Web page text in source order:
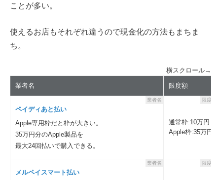
ことが多い。
使えるお店もそれぞれ違うので現金化の方法もまちま
ち。
横スクロール→
業者名 限度額
ペイディあと払い
Apple専用枠だと枠が大きい。
35万円分のApple製品を
最大24回払いで購入できる。
業者名
通常枠:10万円
Apple枠:35万円
限度額
メルペイスマート払い
業者名 限度額